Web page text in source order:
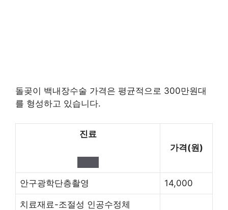
돌곶이 백내장수술 가격은 평균적으로 300만원대
를 형성하고 있습니다.
진료
가격(원)
안구광학단층촬영 14,000
치료재료-조절성 인공수정체